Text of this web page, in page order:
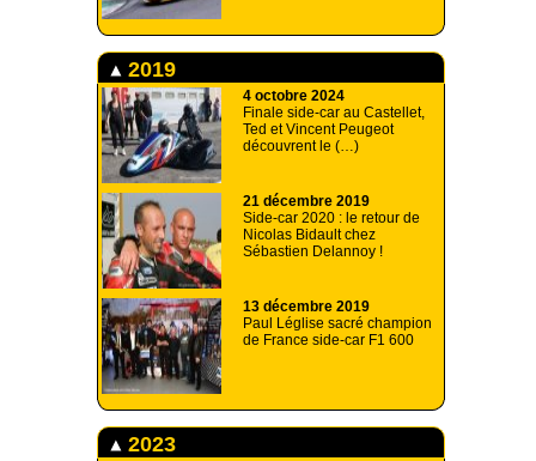
2019
4 octobre 2024
Finale side-car au Castellet,
Ted et Vincent Peugeot
découvrent le (…)
21 décembre 2019
Side-car 2020 : le retour de
Nicolas Bidault chez
Sébastien Delannoy !
13 décembre 2019
Paul Léglise sacré champion
de France side-car F1 600
2023